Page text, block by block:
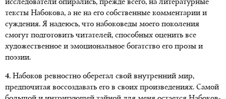
исследователи опирались, прежде всего, на литературные
тексты Набокова, а не на его собственные комментарии и
суждения. Я надеюсь, что набоковеды моего поколения
смогут подготовить читателей, способных оценить все
художественное и эмоциональное богатство его прозы и
поэзии.
4. Набоков ревностно оберегал свой внутренний мир,
предпочитая воссоздавать его в своих произведениях. Самой